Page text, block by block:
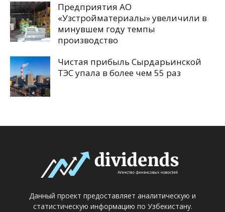
Предприятия АО
«Узстройматериалы» увеличили в
минувшем году темпы
производство
Чистая прибыль Сырдарьинской
ТЭС упала в более чем 55 раз
Данный проект предоставляет аналитическую и
статистическую информацию по Узбекистану.